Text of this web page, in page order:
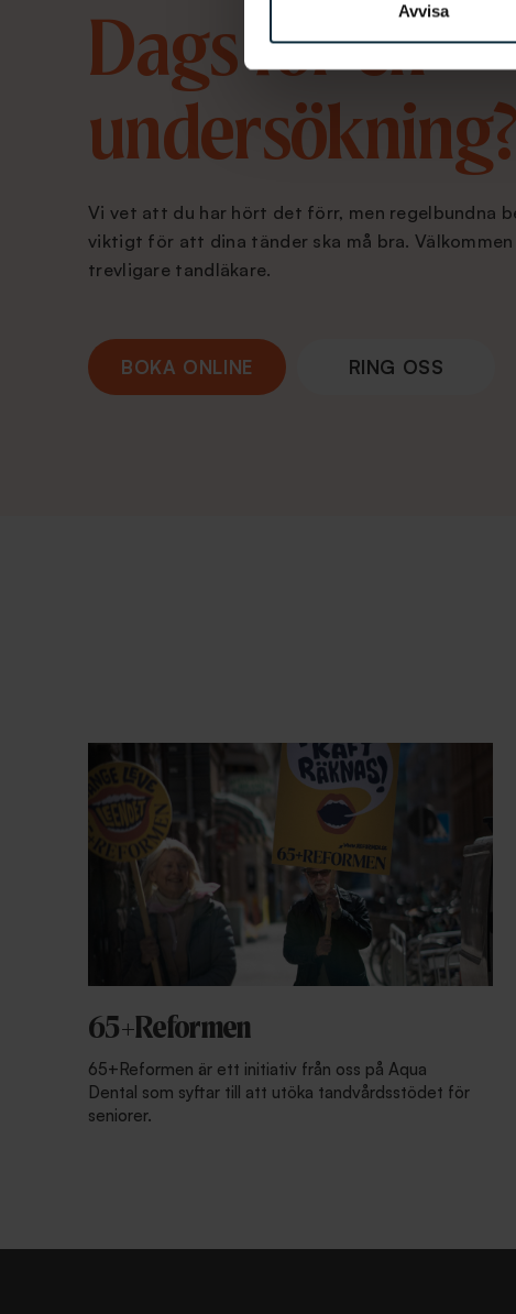
Avvisa
Dags för en
undersökning?
Vi vet att du har hört det förr, men regelbundna
viktigt för att dina tänder ska må bra.
trevligare tandläkare.
BOKA ONLINE RING OSS
65+Reformen
65+Reformen är ett initiativ från oss på Aqua
Dental som syftar till att utöka tandvårdsstödet för
seniorer.